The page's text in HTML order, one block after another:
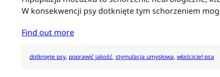
W konsekwencji psy dotknięte tym schorzeniem
Find out more
dotknięte psy, poprawić jakość, stymulacja umysłowa, właściciel psa